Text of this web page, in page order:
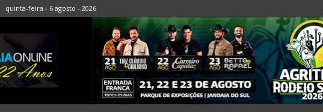
quinta-feira - 6 agosto - 2026